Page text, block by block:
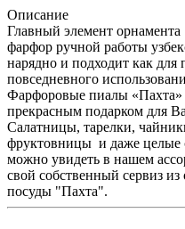
Описание
Главный элемент
фарфор ручной работы
нарядно и подходит как для
повседневного
Фарфоровые пиалы «Пахта»
прекрасным подарком для
Салатницы, тарелки,
фруктовницы и даже целые
можно увидеть в нашем
свой собственный сервиз
посуды "Пахта".